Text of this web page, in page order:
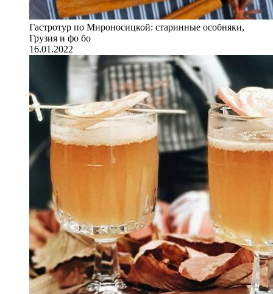
Гастротур по Мироносицкой: старинные особняки,
Грузия и фо бо
16.01.2022